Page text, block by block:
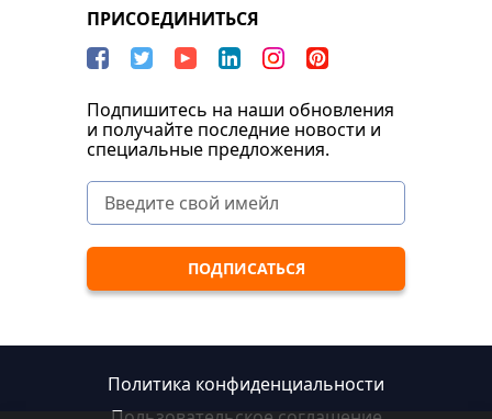
ПРИСОЕДИНИТЬСЯ
Подпишитесь на наши обновления
и получайте последние новости и
специальные предложения.
Политика конфиденциальности